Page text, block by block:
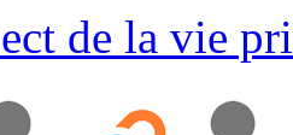
de la vie